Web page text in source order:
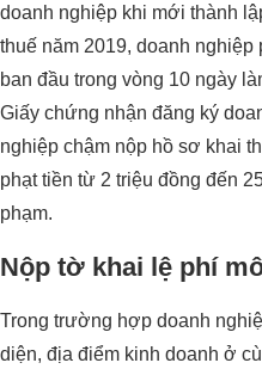
doanh nghiệp khi mới thành
thuế năm 2019, doanh
ban đầu trong vòng 10 ngày
Giấy chứng nhận đăng ký
nghiệp chậm nộp hồ sơ khai
phạt tiền từ 2 triệu đồng đến
phạm.
Nộp tờ khai lệ phí
Trong trường hợp doanh
diện, địa điểm kinh doanh ở